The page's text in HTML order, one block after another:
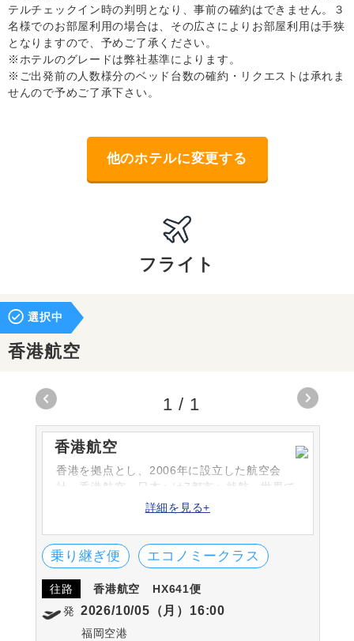
テルチェックイン時の判明となり、事前の確約はできません。３
名様でのお部屋利用の場合は、その広さによりお部屋利用は手狭
となりますので、予めご了承ください。
※ホテルのグレードは弊社基準によります。
※ご出発前の人数様分のベッド台数の確約・リクエストは承れま
せんので予めご了承下さい。
他のホテルに変更する
フライト
選択中
香港航空
香港航空
香港を拠点とし、2006年に設立した航空会
社・香港航空。日本へは7都市へ就航、世界で
40都市以上へ運航しています。航空会社のロ
クをイメージしています。
詳細を見る+
乗り継ぎ便 エコノミークラス
往路 香港航空
HX641便
発 2026/10/05（月）16:00
福岡空港
1 / 1